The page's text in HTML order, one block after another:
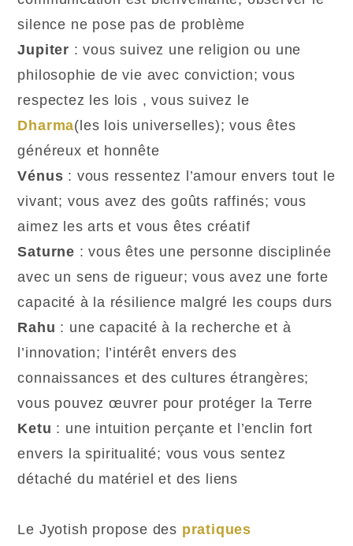
silence ne pose pas de problème
Jupiter : vous suivez une religion ou une
philosophie de vie avec conviction; vous
respectez les lois , vous suivez le
Dharma(les lois universelles); vous êtes
généreux et honnête
Vénus : vous ressentez l’amour envers tout le
vivant; vous avez des goûts raffinés; vous
aimez les arts et vous êtes créatif
Saturne : vous êtes une personne disciplinée
avec un sens de rigueur; vous avez une forte
capacité à la résilience malgré les coups durs
Rahu : une capacité à la recherche et à
l’innovation; l’intérêt envers des
connaissances et des cultures étrangères;
vous pouvez œuvrer pour protéger la Terre
Ketu : une intuition perçante et l’enclin fort
envers la spiritualité; vous vous sentez
détaché du matériel et des liens
Le Jyotish propose des pratiques